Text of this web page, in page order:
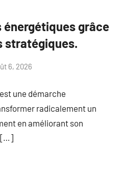
énergétiques grâce
stratégiques.
6, 2026
une démarche
radicalement un
en améliorant son
[…]